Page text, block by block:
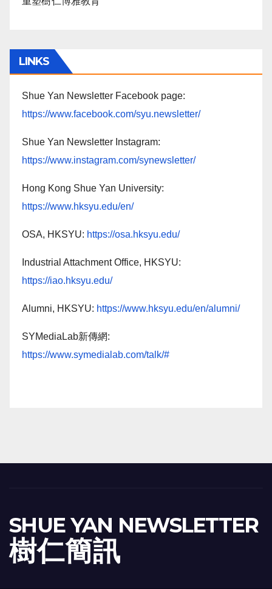
LINKS
Shue Yan Newsletter Facebook page:
https://www.facebook.com/syu.newsletter/
Shue Yan Newsletter Instagram:
https://www.instagram.com/synewsletter/
Hong Kong Shue Yan University:
https://www.hksyu.edu/en/
OSA, HKSYU: https://osa.hksyu.edu/
Industrial Attachment Office, HKSYU:
https://iao.hksyu.edu/
Alumni, HKSYU: https://www.hksyu.edu/en/alumni/
SYMediaLab新傳網:
https://www.symedialab.com/talk/#
SHUE YAN NEWSLETTER
樹 仁 簡 訊